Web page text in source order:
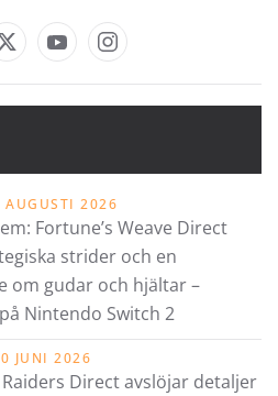
AUGUSTI 2026
Fortune’s Weave Direct
strider och en
om gudar och hjältar –
Nintendo Switch 2
JUNI 2026
Direct avslöjar detaljer